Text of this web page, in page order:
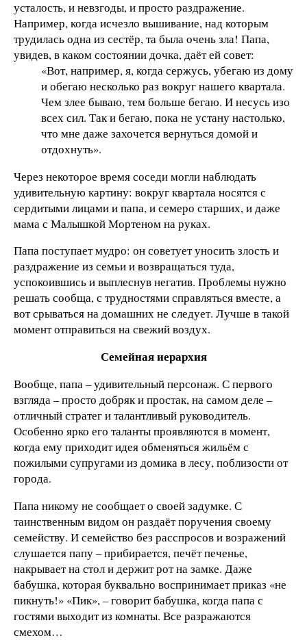
усталость, и невзгоды, и просто раздражение.
Например, когда исчезло вышивание, над которым
трудилась одна из сестёр, та была очень зла! Папа,
увидев, в каком состоянии дочка, даёт ей совет:
«Вот, например, я, когда сержусь, убегаю из дому
и обегаю несколько раз вокруг нашего квартала.
Чем злее бываю, тем больше бегаю. И несусь изо
всех сил. Так и бегаю, пока не устану настолько,
что мне даже захочется вернуться домой и
отдохнуть».
Через некоторое время соседи могли наблюдать
удивительную картину: вокруг квартала носятся с
сердитыми лицами и папа, и семеро старших, и даже
мама с Малышкой Мортеном на руках.
Папа поступает мудро: он советует уносить злость и
раздражение из семьи и возвращаться туда,
успокоившись и выплеснув негатив. Проблемы нужно
решать сообща, с трудностями справляться вместе, а
вот срываться на домашних не следует. Лучше в такой
момент отправиться на свежий воздух.
Семейная иерархия
Вообще, папа – удивительный персонаж. С первого
взгляда – просто добряк и простак, на самом деле –
отличный стратег и талантливый руководитель.
Особенно ярко его таланты проявляются в момент,
когда ему приходит идея обменяться жильём с
пожилыми супругами из домика в лесу, поблизости от
города.
Папа никому не сообщает о своей задумке. С
таинственным видом он раздаёт поручения своему
семейству. И семейство без расспросов и возражений
слушается папу – прибирается, печёт печенье,
накрывает на стол и держит рот на замке. Даже
бабушка, которая буквально воспринимает приказ «не
пикнуть!» «Пик», – говорит бабушка, когда папа с
гостями выходит из комнаты. Все разражаются
смехом…